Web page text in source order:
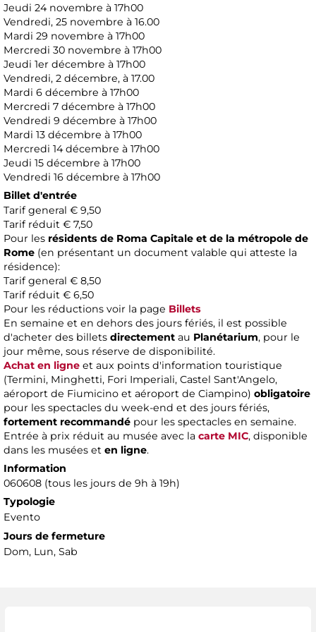
Jeudi 24 novembre à 17h00
Vendredi, 25 novembre à 16.00
Mardi 29 novembre à 17h00
Mercredi 30 novembre à 17h00
Jeudi 1er décembre à 17h00
Vendredi, 2 décembre, à 17.00
Mardi 6 décembre à 17h00
Mercredi 7 décembre à 17h00
Vendredi 9 décembre à 17h00
Mardi 13 décembre à 17h00
Mercredi 14 décembre à 17h00
Jeudi 15 décembre à 17h00
Vendredi 16 décembre à 17h00
Billet d'entrée
Tarif general € 9,50
Tarif réduit € 7,50
Pour les résidents de Roma Capitale et de la métropole de
Rome (en présentant un document valable qui atteste la
résidence):
Tarif general € 8,50
Tarif réduit € 6,50
Pour les réductions voir la page Billets
En semaine et en dehors des jours fériés, il est possible
d'acheter des billets directement au Planétarium, pour le
jour même, sous réserve de disponibilité.
Achat en ligne et aux points d'information touristique
(Termini, Minghetti, Fori Imperiali, Castel Sant'Angelo,
aéroport de Fiumicino et aéroport de Ciampino) obligatoire
pour les spectacles du week-end et des jours fériés,
fortement recommandé pour les spectacles en semaine.
Entrée à prix réduit au musée avec la carte MIC, disponible
dans les musées et en ligne.
Information
060608 (tous les jours de 9h à 19h)
Typologie
Evento
Jours de fermeture
Dom, Lun, Sab